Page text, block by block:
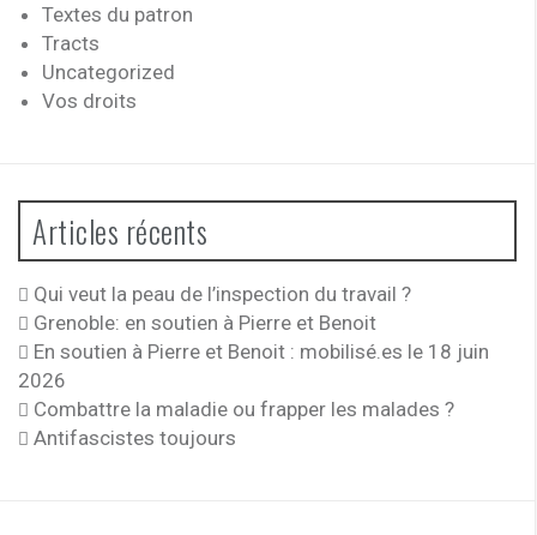
Textes du patron
Tracts
Uncategorized
Vos droits
Articles récents
Qui veut la peau de l’inspection du travail ?
Grenoble: en soutien à Pierre et Benoit
En soutien à Pierre et Benoit : mobilisé.es le 18 juin
2026
Combattre la maladie ou frapper les malades ?
Antifascistes toujours